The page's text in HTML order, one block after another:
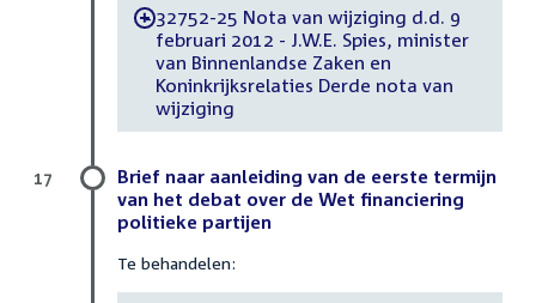
-32752-25 Nota van wijziging d.d. 9
februari 2012 - J.W.E. Spies, minister
van Binnenlandse Zaken en
Koninkrijksrelaties Derde nota van
wijziging
Brief naar aanleiding van de eerste termijn
van het debat over de Wet financiering
politieke partijen
Te behandelen:
17